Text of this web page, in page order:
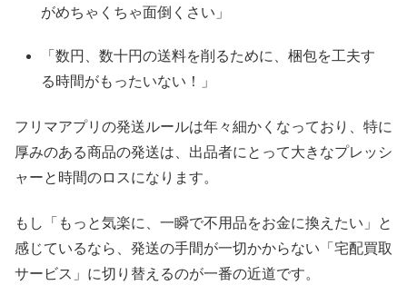
がめちゃくちゃ面倒くさい」
「数円、数十円の送料を削るために、梱包を工夫す
る時間がもったいない！」
フリマアプリの発送ルールは年々細かくなっており、特に
厚みのある商品の発送は、出品者にとって大きなプレッシ
ャーと時間のロスになります。
もし「もっと気楽に、一瞬で不用品をお金に換えたい」と
感じているなら、発送の手間が一切かからない「宅配買取
サービス」に切り替えるのが一番の近道です。